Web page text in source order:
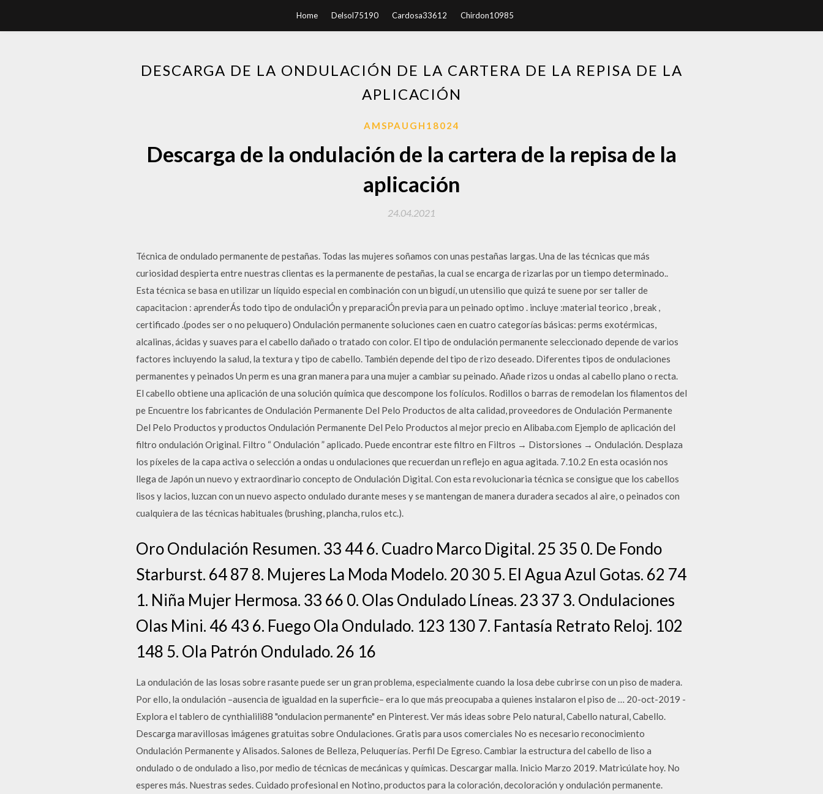
Home Delsol75190 Cardosa33612 Chirdon10985
DESCARGA DE LA ONDULACIÓN DE LA CARTERA DE LA REPISA DE LA
APLICACIÓN
AMSPAUGH18024
Descarga de la ondulación de la cartera de la repisa de la
aplicación
24.04.2021
Técnica de ondulado permanente de pestañas. Todas las mujeres soñamos con unas pestañas largas. Una de las técnicas que más
curiosidad despierta entre nuestras clientas es la permanente de pestañas, la cual se encarga de rizarlas por un tiempo determinado..
Esta técnica se basa en utilizar un líquido especial en combinación con un bigudí, un utensilio que quizá te suene por ser taller de
capacitacion : aprenderÁs todo tipo de ondulaciÓn y preparaciÓn previa para un peinado optimo . incluye :material teorico , break ,
certificado .(podes ser o no peluquero) Ondulación permanente soluciones caen en cuatro categorías básicas: perms exotérmicas,
alcalinas, ácidas y suaves para el cabello dañado o tratado con color. El tipo de ondulación permanente seleccionado depende de varios
factores incluyendo la salud, la textura y tipo de cabello. También depende del tipo de rizo deseado. Diferentes tipos de ondulaciones
permanentes y peinados Un perm es una gran manera para una mujer a cambiar su peinado. Añade rizos u ondas al cabello plano o recta.
El cabello obtiene una aplicación de una solución química que descompone los folículos. Rodillos o barras de remodelan los filamentos del
pe Encuentre los fabricantes de Ondulación Permanente Del Pelo Productos de alta calidad, proveedores de Ondulación Permanente
Del Pelo Productos y productos Ondulación Permanente Del Pelo Productos al mejor precio en Alibaba.com Ejemplo de aplicación del
filtro ondulación Original. Filtro “ Ondulación ” aplicado. Puede encontrar este filtro en Filtros → Distorsiones → Ondulación. Desplaza
los píxeles de la capa activa o selección a ondas u ondulaciones que recuerdan un reflejo en agua agitada. 7.10.2 En esta ocasión nos
llega de Japón un nuevo y extraordinario concepto de Ondulación Digital. Con esta revolucionaria técnica se consigue que los cabellos
lisos y lacios, luzcan con un nuevo aspecto ondulado durante meses y se mantengan de manera duradera secados al aire, o peinados con
cualquiera de las técnicas habituales (brushing, plancha, rulos etc.).
Oro Ondulación Resumen. 33 44 6. Cuadro Marco Digital. 25 35 0. De Fondo
Starburst. 64 87 8. Mujeres La Moda Modelo. 20 30 5. El Agua Azul Gotas. 62 74
1. Niña Mujer Hermosa. 33 66 0. Olas Ondulado Líneas. 23 37 3. Ondulaciones
Olas Mini. 46 43 6. Fuego Ola Ondulado. 123 130 7. Fantasía Retrato Reloj. 102
148 5. Ola Patrón Ondulado. 26 16
La ondulación de las losas sobre rasante puede ser un gran problema, especialmente cuando la losa debe cubrirse con un piso de madera.
Por ello, la ondulación –ausencia de igualdad en la superficie– era lo que más preocupaba a quienes instalaron el piso de … 20-oct-2019 -
Explora el tablero de cynthialili88 "ondulacion permanente" en Pinterest. Ver más ideas sobre Pelo natural, Cabello natural, Cabello.
Descarga maravillosas imágenes gratuitas sobre Ondulaciones. Gratis para usos comerciales No es necesario reconocimiento
Ondulación Permanente y Alisados. Salones de Belleza, Peluquerías. Perfil De Egreso. Cambiar la estructura del cabello de liso a
ondulado o de ondulado a liso, por medio de técnicas de mecánicas y químicas. Descargar malla. Inicio Marzo 2019. Matricúlate hoy. No
esperes más. Nuestras sedes. Cuidado profesional en Notino, productos para la coloración, decoloración y ondulación permanente.